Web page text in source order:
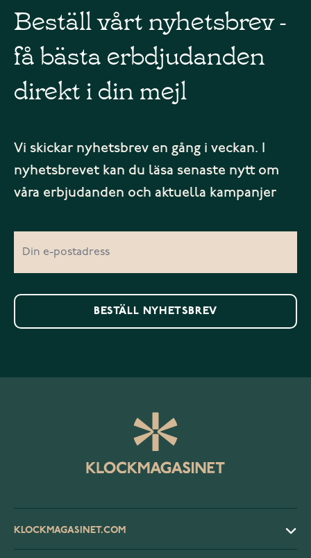
Beställ vårt nyhetsbrev -
få bästa erbdjudanden
direkt i din mejl
Vi skickar nyhetsbrev en gång i veckan. I
nyhetsbrevet kan du läsa senaste nytt om
våra erbjudanden och aktuella kampanjer
BESTÄLL NYHETSBREV
KLOCKMAGASINET.COM